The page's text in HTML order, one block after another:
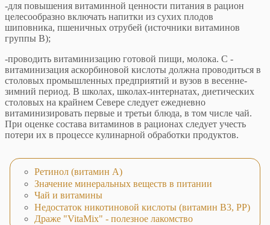
-для повышения витаминной ценности питания в рацион
целесообразно включать напитки из сухих плодов
шиповника, пшеничных отрубей (источники витаминов
группы В);
-проводить витаминизацию готовой пищи, молока. С -
витаминизация аскорбиновой кислоты должна проводиться в
столовых промышленных предприятий и вузов в весенне-
зимний период. В школах, школах-интернатах, диетических
столовых на крайнем Севере следует ежедневно
витаминизировать первые и третьи блюда, в том числе чай.
При оценке состава витаминов в рационах следует учесть
потери их в процессе кулинарной обработки продуктов.
Ретинол (витамин А)
Значение минеральных веществ в питании
Чай и витамины
Недостаток никотиновой кислоты (витамин В3, РP)
Драже "VitaMix" - полезное лакомство